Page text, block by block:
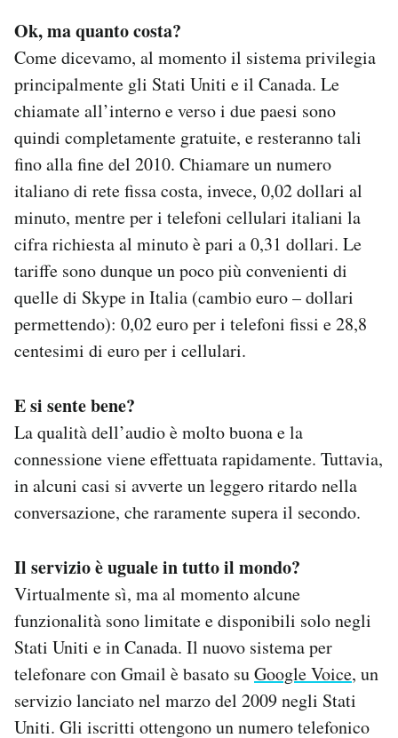
Ok, ma quanto costa?
Come dicevamo, al momento il sistema privilegia
principalmente gli Stati Uniti e il Canada. Le
chiamate all’interno e verso i due paesi sono
quindi completamente gratuite, e resteranno tali
fino alla fine del 2010. Chiamare un numero
italiano di rete fissa costa, invece, 0,02 dollari al
minuto, mentre per i telefoni cellulari italiani la
cifra richiesta al minuto è pari a 0,31 dollari. Le
tariffe sono dunque un poco più convenienti di
quelle di Skype in Italia (cambio euro – dollari
permettendo): 0,02 euro per i telefoni fissi e 28,8
centesimi di euro per i cellulari.
E si sente bene?
La qualità dell’audio è molto buona e la
connessione viene effettuata rapidamente. Tuttavia,
in alcuni casi si avverte un leggero ritardo nella
conversazione, che raramente supera il secondo.
Il servizio è uguale in tutto il mondo?
Virtualmente sì, ma al momento alcune
funzionalità sono limitate e disponibili solo negli
Stati Uniti e in Canada. Il nuovo sistema per
telefonare con Gmail è basato suGoogle Voice, un
servizio lanciato nel marzo del 2009 negli Stati
Uniti. Gli iscritti ottengono un numero telefonico